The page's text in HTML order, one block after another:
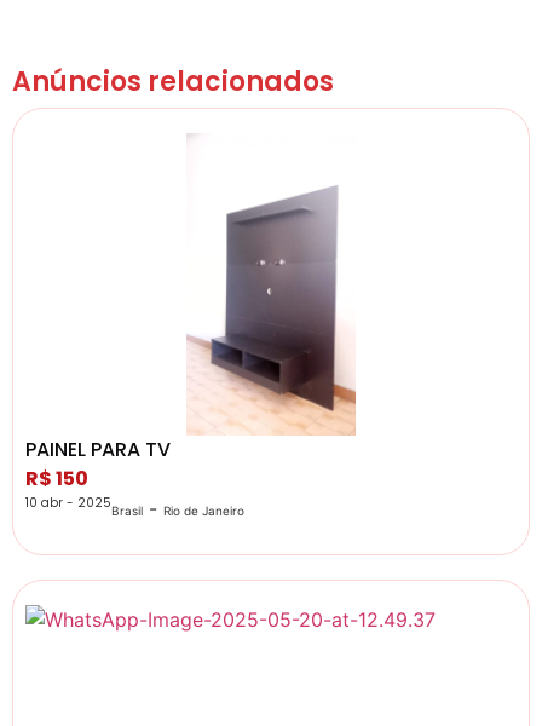
Anúncios relacionados
PAINEL PARA TV
R$ 150
10 abr - 2025Brasil - Rio de Janeiro